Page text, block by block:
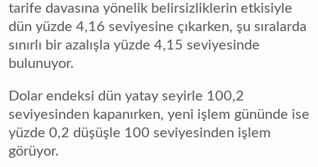
tarife davasına yönelik belirsizliklerin etkisiyle
dün yüzde 4,16 seviyesine çıkarken, şu sıralarda
sınırlı bir azalışla yüzde 4,15 seviyesinde
bulunuyor.
Dolar endeksi dün yatay seyirle 100,2
seviyesinden kapanırken, yeni işlem gününde ise
yüzde 0,2 düşüşle 100 seviyesinden işlem
görüyor.